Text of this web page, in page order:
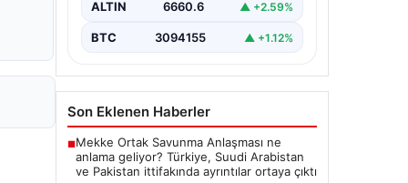
ALTIN 6660.6 ▲ +2.59%
BTC 3094155 ▲ +1.12%
Son Eklenen Haberler
■Mekke Ortak Savunma Anlaşması ne
anlama geliyor? Türkiye, Suudi Arabistan
ve Pakistan ittifakında ayrıntılar ortaya çıktı